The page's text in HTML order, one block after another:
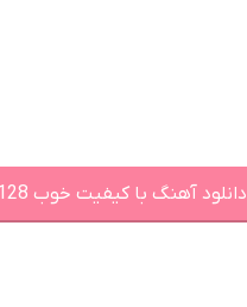
دانلود آهنگ با کیفیت خوب 128